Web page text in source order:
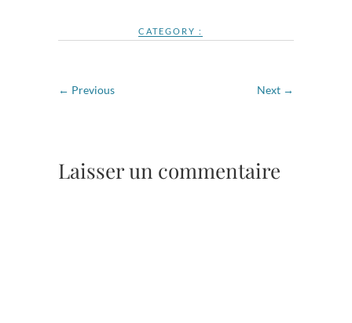
CATEGORY :
← Previous Next →
Laisser un commentaire